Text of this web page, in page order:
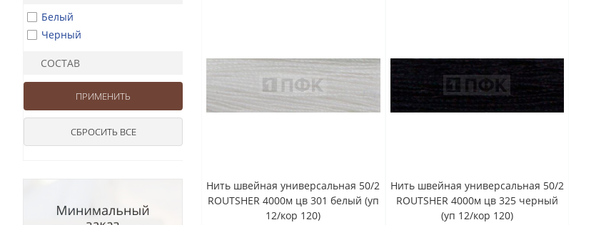
Белый
Черный
СОСТАВ
Нить швейная универсальная 50/2
ROUTSHER 4000м цв 301 белый (уп
12/кор 120)
Нить швейная универсальная 50/2
ROUTSHER 4000м цв 325 черный
(уп 12/кор 120)